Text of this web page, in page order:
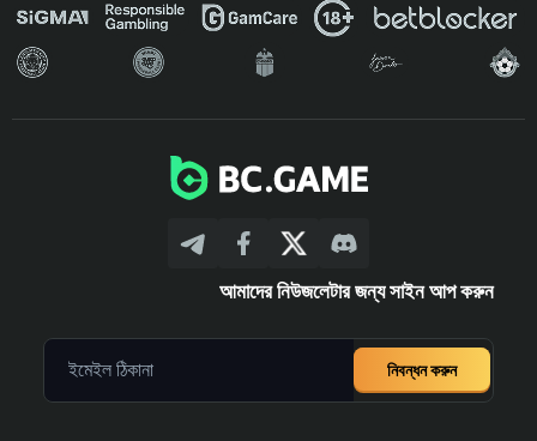
আমাদের নিউজলেটার জন্য সাইন আপ করুন
নিবন্ধন করুন